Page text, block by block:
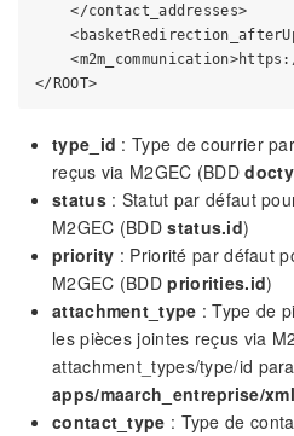
    </contact_addresses>
type_id : Type de courrier
reçus via M2GEC (BDD
status: Statut par défaut
M2GEC (BDDstatus.id)
priority : Priorité par défaut
M2GEC (BDDpriorities.id)
attachment_type : Type de
les pièces jointes reçus via
attachment_types/type/id
apps/maarch_entreprise/
contact_type : Type de